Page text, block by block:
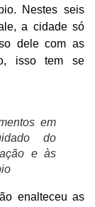
Nestes seis
a cidade só
dele com as
isso tem se
em
do
e às
enalteceu as